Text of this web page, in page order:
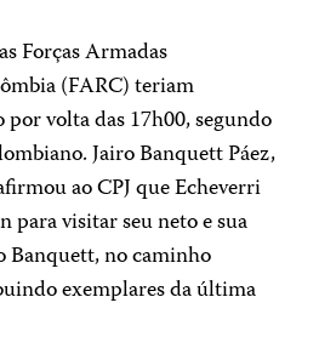
Forças Armadas
(FARC) teriam
volta das 17h00, segundo
Jairo Banquett Páez,
ao CPJ que Echeverri
para visitar seu neto e sua
no caminho
exemplares da última